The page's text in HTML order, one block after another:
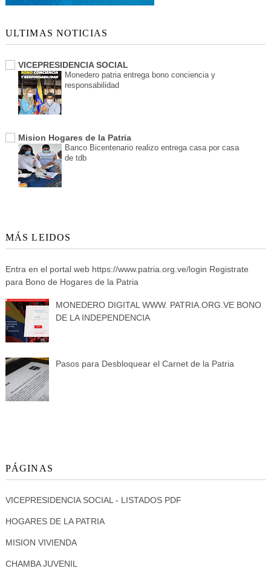
ULTIMAS NOTICIAS
VICEPRESIDENCIA SOCIAL
Monedero patria entrega bono conciencia y
responsabilidad
Mision Hogares de la Patria
Banco Bicentenario realizo entrega casa por casa
de tdb
MÁS LEIDOS
Entra en el portal web https://www.patria.org.ve/login Registrate
para Bono de Hogares de la Patria
MONEDERO DIGITAL WWW. PATRIA.ORG.VE BONO
DE LA INDEPENDENCIA
Pasos para Desbloquear el Carnet de la Patria
PÁGINAS
VICEPRESIDENCIA SOCIAL - LISTADOS PDF
HOGARES DE LA PATRIA
MISION VIVIENDA
CHAMBA JUVENIL